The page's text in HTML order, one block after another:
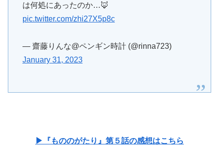
は何処にあったのか…🦊
pic.twitter.com/zhi27X5p8c
— 齋藤りんな@ペンギン時計 (@rinna723)
January 31, 2023
▶『もののがたり』第５話の感想はこちら